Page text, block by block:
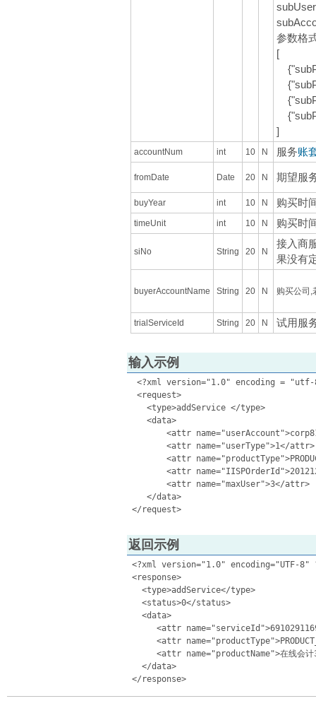
参数格
[
]
accountNum int 10 N 服务账
fromDate Date 20 N 期望服
buyYear int 10 N 购买时
timeUnit int 10 N 购买时
siNo String 20 N
接入商
果没有
buyerAccountName String 20 N 购买公司,
trialServiceId String 20 N 试用服
输入示例
<?xml version="1.0" encoding =
  <request>
    <type>addService </type>
    <data>
<attr
        <attr name="userType">1</attr>
<attr
<attr
        <attr name="maxUser">3</attr>
    </data>
返回示例
<?xml version="1.0" encoding="UTF-
<response>
   <type>addService</type>
   <status>0</status>
   <data>
<attr
<attr
<attr name="productName">在线会
   </data>